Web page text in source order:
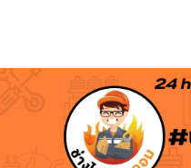
ยัง
เนื้อหา